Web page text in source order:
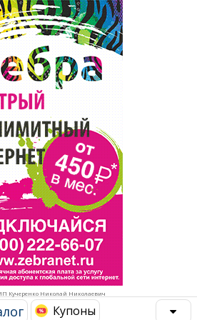
Кучеренко Николай Николаевич
Купоны
Торговля
Бизнес и финансы
Юристы, Экспертиза, Страхование
Ремонт
Социальные организации
Это интересно
Администрация